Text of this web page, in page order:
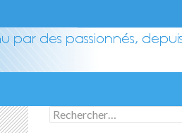
Rechercher :